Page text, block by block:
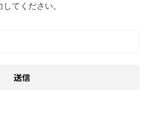
てください。